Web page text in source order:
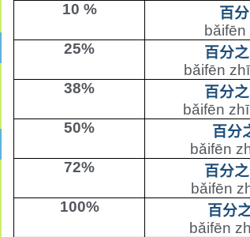
10 %
百
25%
百分之
bǎifēn
38%
百分之
bǎifēn
50%
百分
bǎifēn
72%
百分之
bǎifēn
100%
百分
bǎifēn